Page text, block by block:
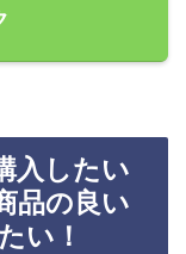
入したい
品の良い
い！